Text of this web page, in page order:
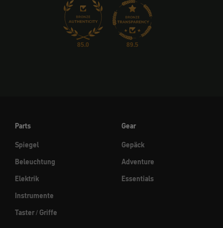
85.0 89.5
Parts
Spiegel
Beleuchtung
Elektrik
Instrumente
Taster / Griffe
Gear
Gepäck
Adventure
Essentials